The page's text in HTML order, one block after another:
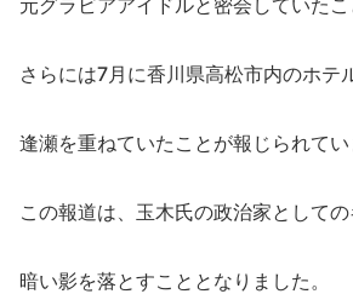
元グラビアアイドルと密会していたこ
さらには7月に香川県高松市内のホテ
逢瀬を重ねていたことが報じられてい
この報道は、玉木氏の政治家として
暗い影を落とすこととなりました。